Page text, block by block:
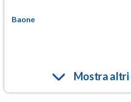
Baone
Mostra altri